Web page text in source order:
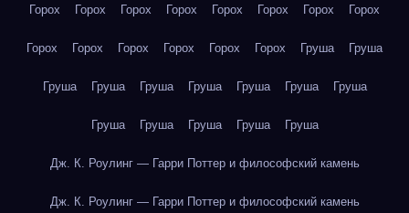
Горох Горох Горох Горох Горох Горох Горох Горох
Горох Горох Горох Горох Горох Горох Груша Груша
Груша Груша Груша Груша Груша Груша Груша
Груша Груша Груша Груша Груша
Дж. К. Роулинг — Гарри Поттер и философский камень
Дж. К. Роулинг — Гарри Поттер и философский камень